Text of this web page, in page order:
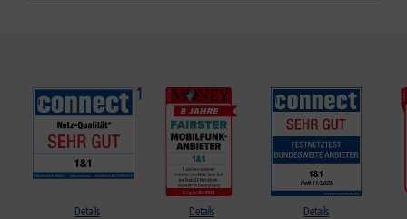
Details Details Details